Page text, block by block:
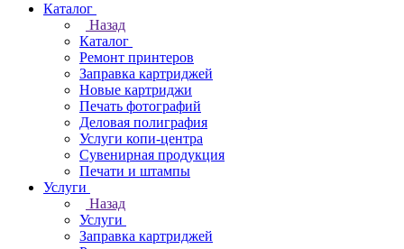
Каталог
Назад
Каталог
Ремонт принтеров
Заправка картриджей
Новые картриджи
Печать фотографий
Деловая полиграфия
Услуги копи-центра
Сувенирная продукция
Печати и штампы
Услуги
Назад
Услуги
Заправка картриджей